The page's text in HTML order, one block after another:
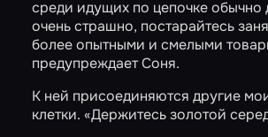
среди идущих по цепочке обычно
очень страшно, постарайтесь
более опытными и смелыми
предупреждает Соня.
К ней присоединяются другие
клетки. «Держитесь золотой